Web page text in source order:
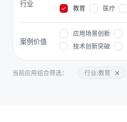
行业
教育 医疗
案例价值
应用场景创新
技术创新突破
当前应用组合筛选： 行业:教育